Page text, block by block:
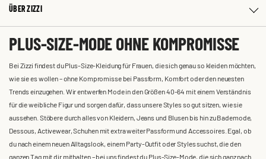
ÜBER ZIZZI
PLUS-SIZE-MODE OHNE KOMPROMISSE
Bei Zizzi findest du Plus-Size-Kleidung für Frauen, die sich genau so kleiden möchten,
wie sie es wollen – ohne Kompromisse bei Passform, Komfort oder den neuesten
Trends einzugehen. Wir entwerfen Mode in den Größen 40-64 mit einem Verständnis
für die weibliche Figur und sorgen dafür, dass unsere Styles so gut sitzen, wie sie
aussehen. Stöbere durch alles von Kleidern, Jeans und Blusen bis hin zu Bademode,
Dessous, Activewear, Schuhen mit extra weiter Passform und Accessoires. Egal, ob
du nach einem neuen Alltagslook, einem Party-Outfit oder Styles suchst, die den
ganzen Tag mit dir mithalten – bei uns findest du Plus-Size-Mode, die sich ganz nach